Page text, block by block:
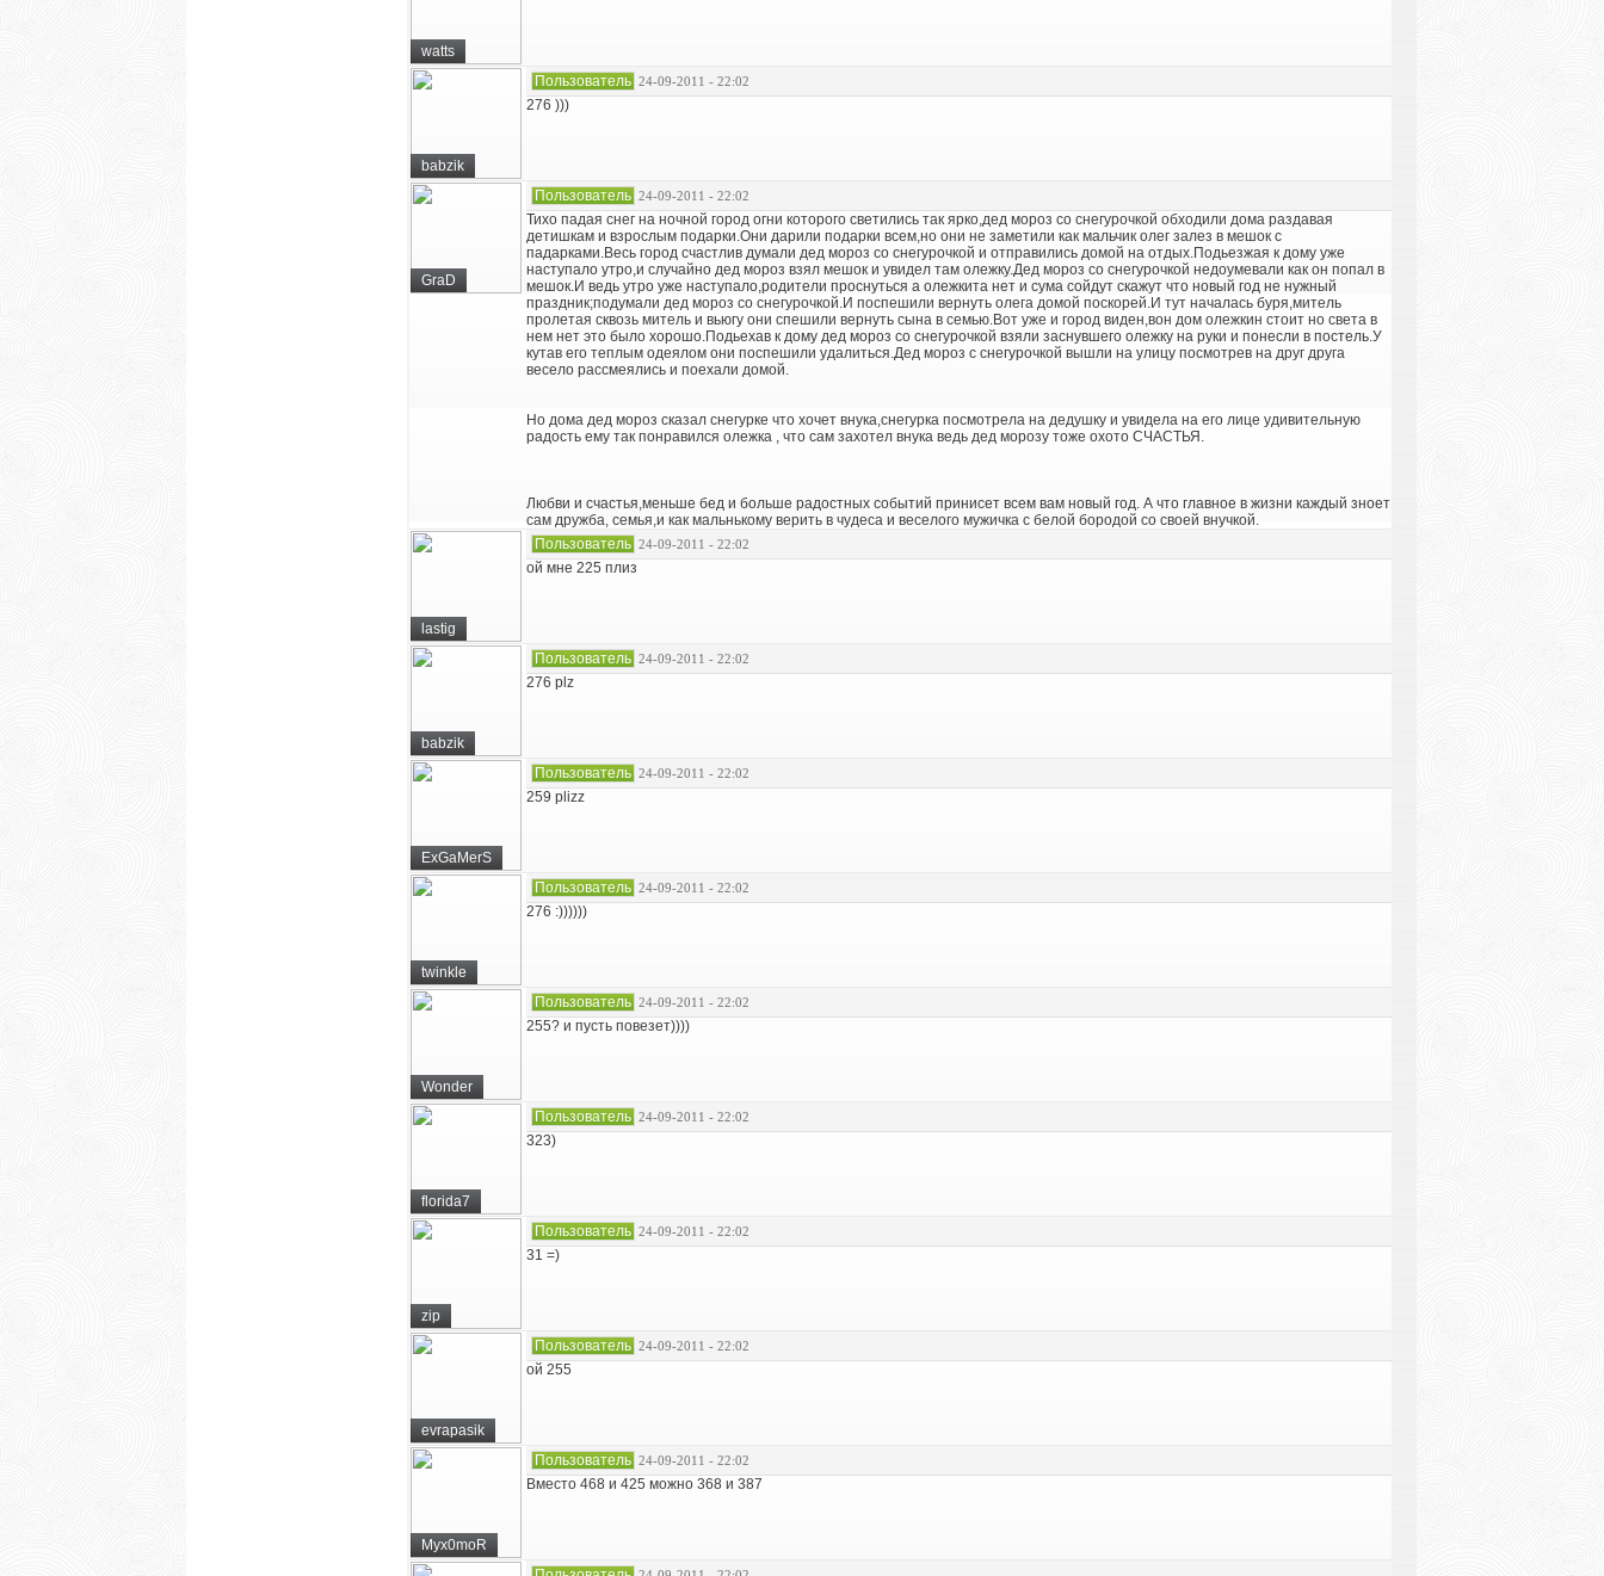
watts
babzik
Пользователь 24-09-2011 - 22:02
276 )))
GraD
Пользователь 24-09-2011 - 22:02
Тихо падая снег на ночной город огни которого светились так ярко,дед мороз со снегурочкой обходили дома раздавая
детишкам и взрослым подарки.Они дарили подарки всем,но они не заметили как мальчик олег залез в мешок с
падарками.Весь город счастлив думали дед мороз со снегурочкой и отправились домой на отдых.Подьезжая к дому уже
наступало утро,и случайно дед мороз взял мешок и увидел там олежку.Дед мороз со снегурочкой недоумевали как он попал в
мешок.И ведь утро уже наступало,родители проснуться а олежкита нет и сума сойдут скажут что новый год не нужный
праздник;подумали дед мороз со снегурочкой.И поспешили вернуть олега домой поскорей.И тут началась буря,митель
пролетая сквозь митель и вьюгу они спешили вернуть сына в семью.Вот уже и город виден,вон дом олежкин стоит но света в
нем нет это было хорошо.Подьехав к дому дед мороз со снегурочкой взяли заснувшего олежку на руки и понесли в постель.У
кутав его теплым одеялом они поспешили удалиться.Дед мороз с снегурочкой вышли на улицу посмотрев на друг друга
весело рассмеялись и поехали домой.
Но дома дед мороз сказал снегурке что хочет внука,снегурка посмотрела на дедушку и увидела на его лице удивительную
радость ему так понравился олежка , что сам захотел внука ведь дед морозу тоже охото СЧАСТЬЯ.
Любви и счастья,меньше бед и больше радостных событий принисет всем вам новый год. А что главное в жизни каждый зноет
сам дружба, семья,и как мальнькому верить в чудеса и веселого мужичка с белой бородой со своей внучкой.
lastig
Пользователь 24-09-2011 - 22:02
ой мне 225 плиз
babzik
Пользователь 24-09-2011 - 22:02
276 plz
ExGaMerS
Пользователь 24-09-2011 - 22:02
259 plizz
twinkle
Пользователь 24-09-2011 - 22:02
276 :))))))
Wonder
Пользователь 24-09-2011 - 22:02
255? и пусть повезет))))
florida7
Пользователь 24-09-2011 - 22:02
323)
zip
Пользователь 24-09-2011 - 22:02
31 =)
evrapasik
Пользователь 24-09-2011 - 22:02
ой 255
Myx0moR
Пользователь 24-09-2011 - 22:02
Вместо 468 и 425 можно 368 и 387